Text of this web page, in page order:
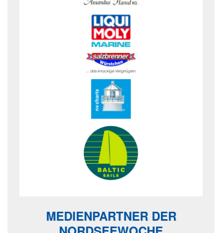
MEDIENPARTNER DER